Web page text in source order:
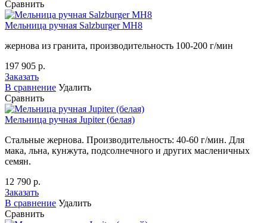
Сравнить
Мельница ручная Salzburger MH8
жернова из гранита, производительность 100-200 г/мин
197 905 р.
Заказать
В сравнение Удалить
Сравнить
Мельница ручная Jupiter (белая)
Стальные жернова. Производительность: 40-60 г/мин. Для
мака, льна, кунжута, подсолнечного и других масленичных
семян.
12 790 р.
Заказать
В сравнение Удалить
Сравнить